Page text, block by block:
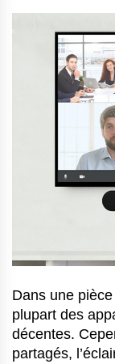
Dans une
plupart des
décentes.
partagés,